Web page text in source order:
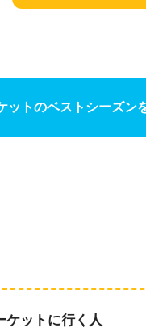
ットのベストシーズン
ケットに行く人